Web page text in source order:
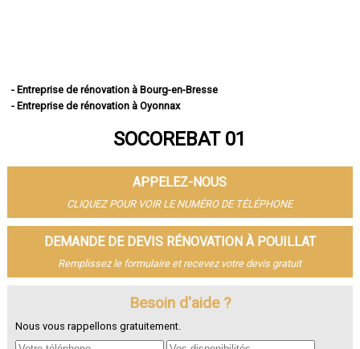
- Entreprise de rénovation à Bourg-en-Bresse
- Entreprise de rénovation à Oyonnax
- Entreprise de rénovation à Bellegarde-sur-Valserine
- Entreprise de rénovation à Miribel
- Entreprise de rénovation à Belley
- Entreprise de rénovation à Saint-Genis-Pouilly
- Entreprise de rénovation à Divonne-les-Bains
- Entreprise de rénovation à Ferney-Voltaire
- Entreprise de rénovation à Meximieux
- Entreprise de rénovation à Montluel
- Entreprise de rénovation à Lagnieu
- Entreprise de rénovation à Jassans-Riottier
SOCOREBAT 01
APPELEZ-NOUS
CLIQUEZ POUR VOIR LE NUMÉRO DE TÉLÉPHONE
DEMANDE DE DEVIS RÉNOVATION À POUILLAT
Remplissez le formulaire et recevez votre devis gratuit
Besoin d'aide ?
Nous vous rappellons gratuitement.